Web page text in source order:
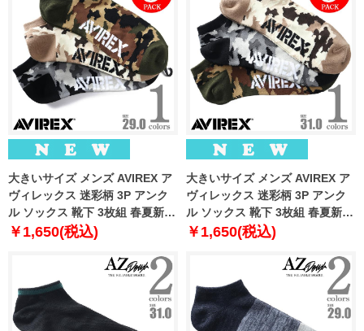
大きいサイズ メンズ AVIREX ア
ヴィレックス 迷彩柄 3P アンク
ル ソックス 靴下 3枚組 春夏新作
81713400
￥1,650(税込)
大きいサイズ メンズ AVIREX ア
ヴィレックス 迷彩柄 3P アンク
ル ソックス 靴下 3枚組 春夏新作
81713500
￥1,650(税込)